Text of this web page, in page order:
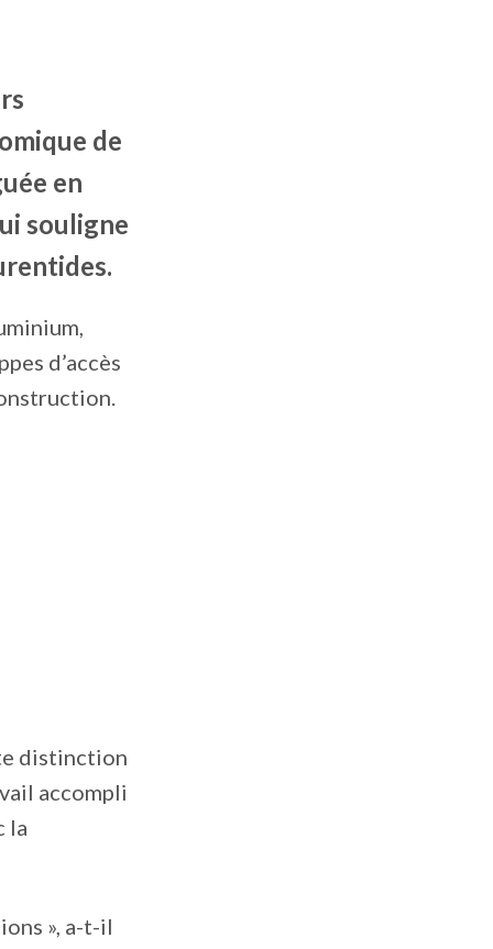
de
en
souligne
d’accès
distinction
accompli
la
», a-t-il